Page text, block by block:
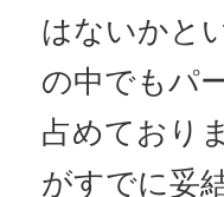
はないかと
の中でもパ
占めており
がすでに妥